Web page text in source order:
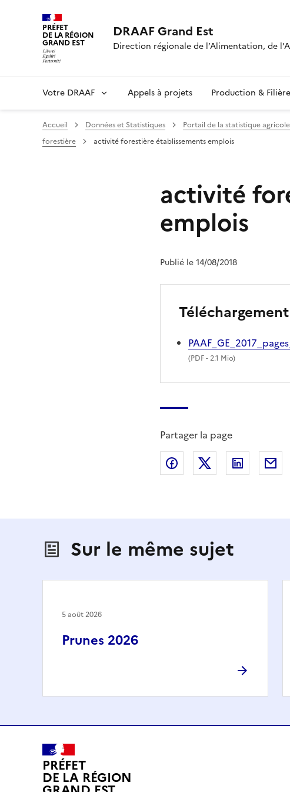
PRÉFET
DE LA RÉGION
GRAND EST
DRAAF Grand Est
Direction régionale de l’Alimentation, de
Votre DRAAF Appels à projets Production &
Accueil Données et Statistiques Portail de la statistique
forestière
activité forestière établissements emplois
activité
emplois
Publié le 14/08/2018
Téléchargement
(PDF- 2.1 Mio)
Partager la page
Partager sur Facebook
Partager sur X
Sur le même sujet
Prunes 2026
5 août 2026
PRÉFET
DE LA RÉGION